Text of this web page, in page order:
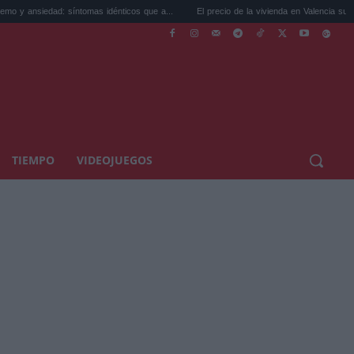
idénticos que a... El precio de la vivienda en Valencia sube a 3.485 ...
TIEMPO VIDEOJUEGOS